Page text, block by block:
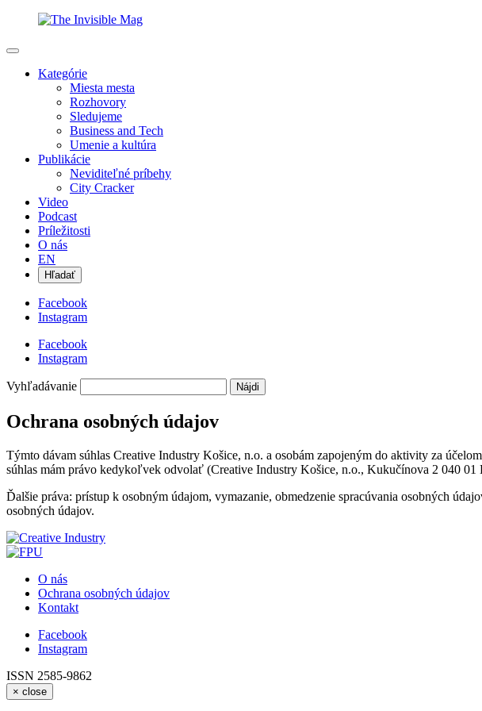
Kategórie
Miesta mesta
Rozhovory
Sledujeme
Business and Tech
Umenie a kultúra
Publikácie
Neviditeľné príbehy
City Cracker
Video
Podcast
Príležitosti
O nás
EN
Hľadať
Facebook
Instagram
Facebook
Instagram
Vyhľadávanie
Ochrana osobných údajov
Týmto dávam súhlas Creative Industry Košice, n.o. a osobám zapojeným do aktivity za
súhlas mám právo kedykoľvek odvolať (Creative Industry Košice, n.o., Kukučínova 2 040
Ďalšie práva: prístup k osobným údajom, vymazanie, obmedzenie spracúvania osobných
osobných údajov.
O nás
Ochrana osobných údajov
Kontakt
Facebook
Instagram
ISSN 2585-9862
× close